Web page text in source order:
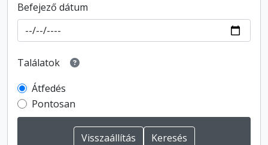
Befejező dátum
Találatok
Átfedés
Pontosan